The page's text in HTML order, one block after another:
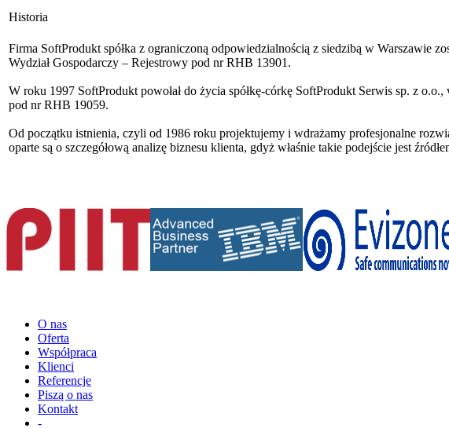
Historia
Firma SoftProdukt spółka z ograniczoną odpowiedzialnością z siedzibą w Warszawie
Wydział Gospodarczy – Rejestrowy pod nr RHB 13901.
W roku 1997 SoftProdukt powołał do życia spółkę-córkę SoftProdukt Serwis sp. z
pod nr RHB 19059.
Od początku istnienia, czyli od 1986 roku projektujemy i wdrażamy profesjonalne
oparte są o szczegółową analizę biznesu klienta, gdyż właśnie takie podejście jest
O nas
Oferta
Współpraca
Klienci
Referencje
Piszą o nas
Kontakt
-